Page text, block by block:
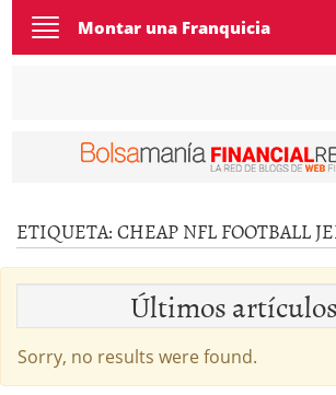
Toggle
navigation
Montar una Franquicia
ETIQUETA:CHEAP NFL FOOTBALL
Últimos artículos
Sorry, no results were found.